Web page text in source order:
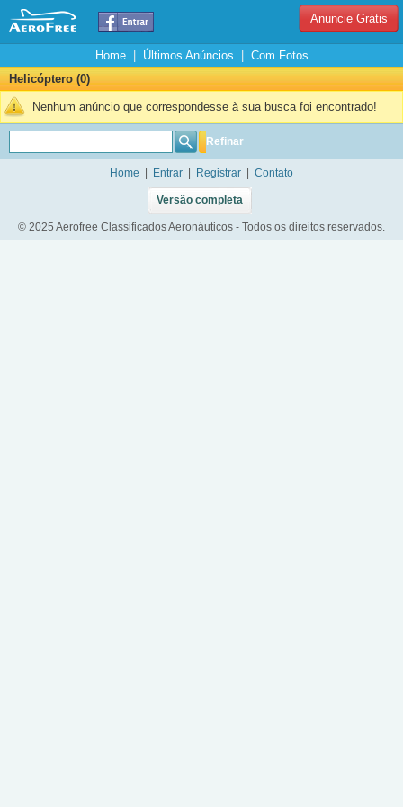
Anuncie Grátis
Home| Últimos Anúncios
Com Fotos
Helicóptero (0)
Nenhum anúncio que correspondesse à sua busca foi encontrado!
Refinar
Home Entrar Registrar Contato
Versão completa
© 2025 Aerofree Classificados Aeronáuticos - Todos os direitos reservados.